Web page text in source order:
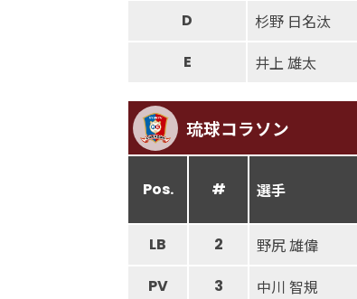
D 杉野 日名汰
E 井上 雄太
琉球コラソン
Pos. # 選手
LB
2 野尻 雄偉
PV
3 中川 智規